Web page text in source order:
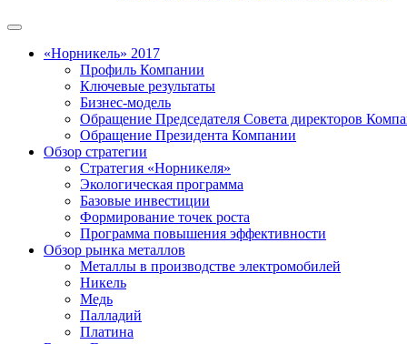
«Норникель» 2017
Профиль Компании
Ключевые результаты
Бизнес-модель
Обращение Председателя Совета директоров
Обращение Президента Компании
Обзор стратегии
Стратегия «Норникеля»
Экологическая программа
Базовые инвестиции
Формирование точек роста
Программа повышения эффективности
Обзор рынка металлов
Металлы в производстве электромобилей
Никель
Медь
Палладий
Платина